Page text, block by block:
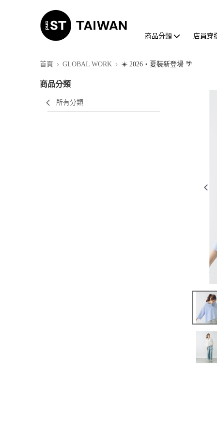
商品分類 店員穿
首頁 GLOBAL WORK ☀️ 2026・夏裝新登場 🌴
商品分類
所有分類